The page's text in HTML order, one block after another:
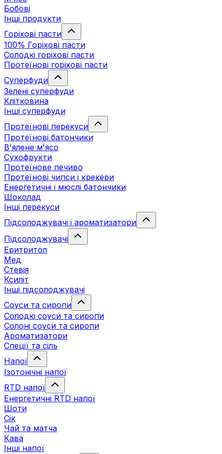
Бобові
Інші продукти
Горіхові пасти
100% Горіхові пасти
Солодкі горіхові пасти
Протеїнові горіхові пасти
Суперфуди
Зелені суперфуди
Клітковина
Інші суперфуди
Протеїнові перекуси
Протеїнові батончики
В'ялене м'ясо
Сухофрукти
Протеїнове печиво
Протеїнові чипси і крекери
Енергетичні і мюслі батончики
Шоколад
Інші перекуси
Підсолоджувачі і ароматизатори
Підсолоджувачі
Еритритол
Мед
Стевія
Ксиліт
Інші підсолоджувачі
Соуси та сиропи
Солодкі соуси та сиропи
Солоні соуси та сиропи
Ароматизатори
Спеції та сіль
Напої
Ізотонічні напої
RTD напої
Енергетичні RTD напої
Шоти
Сік
Чай та матча
Кава
Інші напої